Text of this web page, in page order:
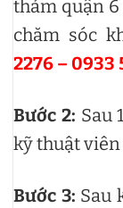
thảm quận
chăm sóc
2276 – 0933
Bước 2: Sau
kỹ thuật
Bước 3: Sau